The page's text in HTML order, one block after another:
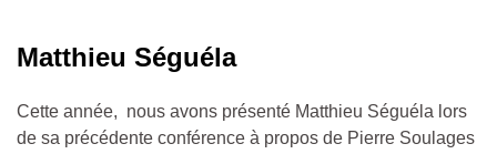
Matthieu Séguéla
Cette année, nous avons présenté Matthieu Séguéla lors
de sa précédente conférence à propos de Pierre Soulages